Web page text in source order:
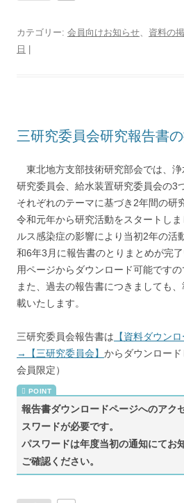
カテゴリー: 会員向けお知らせ 資料の
日
三研究委員会研究報告書
東北地方支部技術研究部会では、
研究委員会、給水装置研究委員会の3
それぞれのテーマに基づき2年間の研
令和元年から研究活動をスタートし
ルス感染症の影響により当初2年の活
和6年3月に報告書のとりまとめが完
用ページからダウンロード可能ですの
また、過去の報告書につきましても
載いたします。
三研究委員会報告書は 【資料ダウン
→【三研究委員会】 からダウンロー
会員限定）
報告書ダウンロードページへのアク
スワードが必要です。
パスワードは年度当初の通知にてお
ご確認ください。